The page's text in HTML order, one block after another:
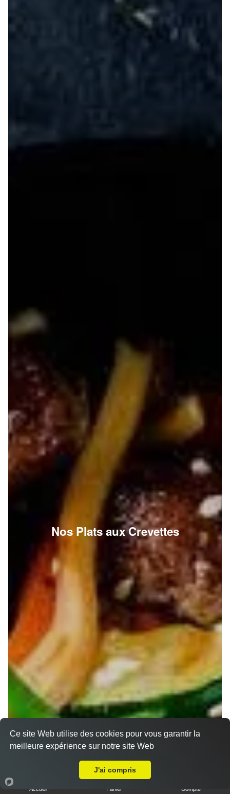
Nos Plats aux Crevettes
Accueil Panier Compte
Ce site Web utilise des cookies pour vous garantir la
meilleure expérience sur notre site Web
J'ai compris